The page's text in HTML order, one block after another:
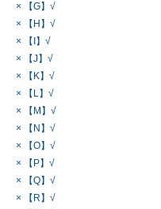
× 【G】√
× 【H】√
× 【I】√
× 【J】√
× 【K】√
× 【L】√
× 【M】√
× 【N】√
× 【O】√
× 【P】√
× 【Q】√
× 【R】√